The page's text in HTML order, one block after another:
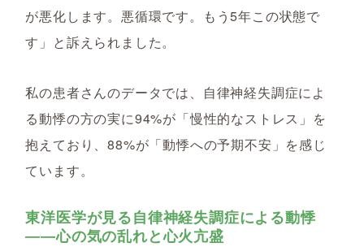
が悪化します。悪循環です。もう5年この状態で
す」と訴えられました。
私の患者さんのデータでは、自律神経失調症によ
る動悸の方の実に94%が「慢性的なストレス」を
抱えており、88%が「動悸への予期不安」を感じ
ています。
東洋医学が見る自律神経失調症による動悸
――心の気の乱れと心火亢盛